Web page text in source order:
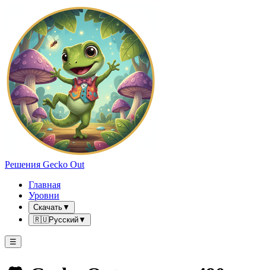
Решения Gecko Out
Главная
Уровни
Скачать▼
🇷🇺Русский▼
☰